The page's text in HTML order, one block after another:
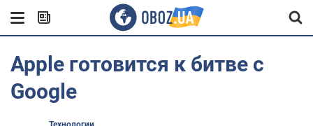
Apple готовится к битве с
Google